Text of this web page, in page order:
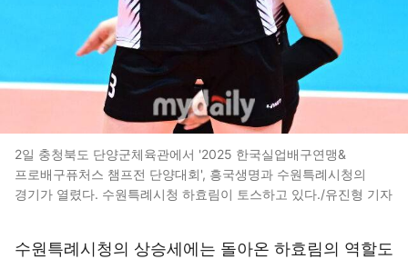
2일 충청북도 단양군체육관에서 '2025 한국실업배구연맹&
프로배구퓨처스 챔프전 단양대회', 흥국생명과 수원특례시청의
경기가 열렸다. 수원특례시청 하효림이 토스하고 있다./유진형 기자
수원특례시청의 상승세에는 돌아온 하효림의 역할도